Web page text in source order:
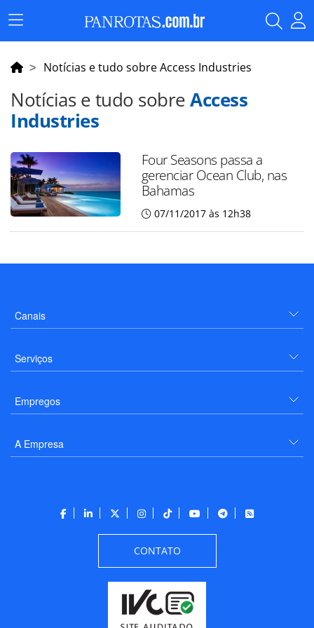
Menu
Principal
Notícias e tudo sobre Access Industries
Notícias e tudo sobreAccess
Industries
Four Seasons passa a
gerenciar Ocean Club, nas
Bahamas
07/11/2017 às 12h38
Canais
Serviços
Empregos
A Empresa
CONTATO